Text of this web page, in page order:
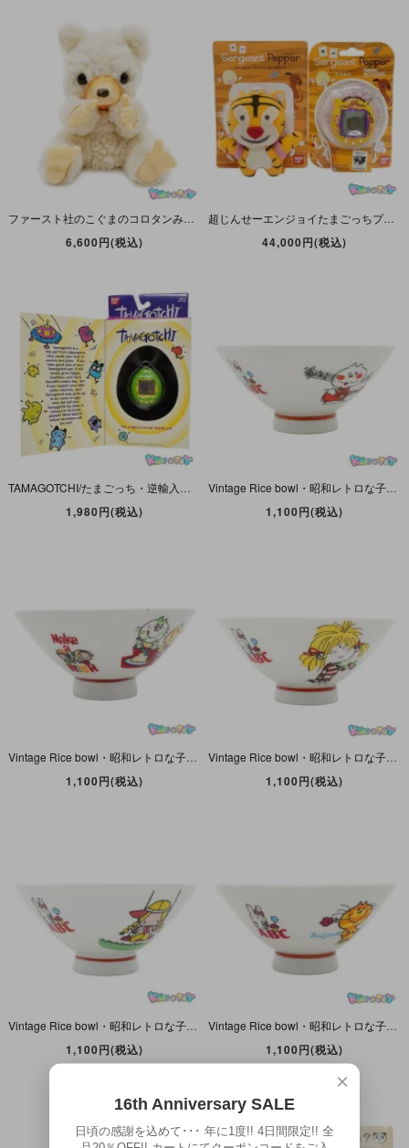
ファースト社のこぐまのコロタンみたいなラバーノーズぬいぐるみ・ホワイト・Knock off/Fakie・座った状態で高さ約15cm・(Monchhichi/モンチッチ)
6,600円(税込)
超じんせーエンジョイたまごっちプラス・TAMAGOTCHI・Sergeant Pepper/サージェント・ペッパー ぼくの友だち・ぬいぐるみケース付き・2006年・BANDAI
44,000円(税込)
1,980円(税込) 1,100円(税込)
Vintage Rice bowl・昭和レトロな子供お茶碗・陶磁器製・【D】
1,100円(税込) 1,100円(税込)
Vintage Rice bowl・昭和レトロな子供お茶碗・陶磁器製・【B】
1,100円(税込) 1,100円(税込)
×
16th Anniversary SALE
日頃の感謝を込めて･･･ 年に1度!! 4日間限定!! 全